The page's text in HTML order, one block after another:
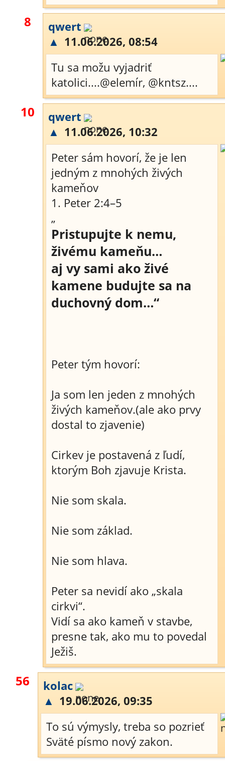
8
qwert
▲ 11.06.2026, 08:54
Tu sa možu vyjadriť
katolici....@elemír, @kntsz....
10
qwert
▲ 11.06.2026, 10:32
Peter sám hovorí, že je len
jedným z mnohých živých
kameňov
1. Peter 2:4–5
„
Pristupujte k nemu,
živému kameňu…
aj vy sami ako živé
kamene budujte sa na
duchovný dom…“
Peter tým hovorí:
Ja som len jeden z mnohých
živých kameňov.(ale ako prvy
dostal to zjavenie)
Cirkev je postavená z ľudí,
ktorým Boh zjavuje Krista.
Nie som skala.
Nie som základ.
Nie som hlava.
Peter sa nevidí ako „skala
cirkvi“.
Vidí sa ako kameň v stavbe,
presne tak, ako mu to povedal
Ježiš.
56
kolac
▲ 19.06.2026, 09:35
To sú výmysly, treba so pozrieť
Sväté písmo nový zakon.